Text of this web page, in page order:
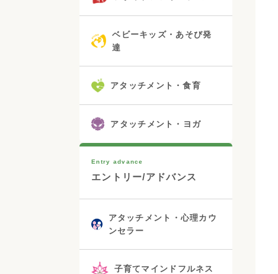
ベビーキッズ・あそび発
達
アタッチメント・食育
アタッチメント・ヨガ
Entry advance
エントリー/アドバンス
アタッチメント・心理カウ
ンセラー
子育てマインドフルネス